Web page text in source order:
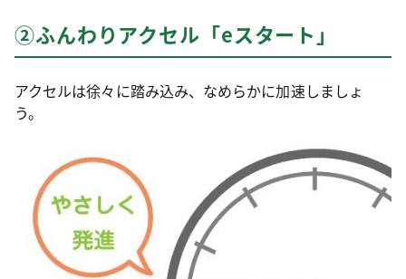
②ふんわりアクセル「eスタート」
アクセルは徐々に踏み込み、なめらかに加速しましょ
う。